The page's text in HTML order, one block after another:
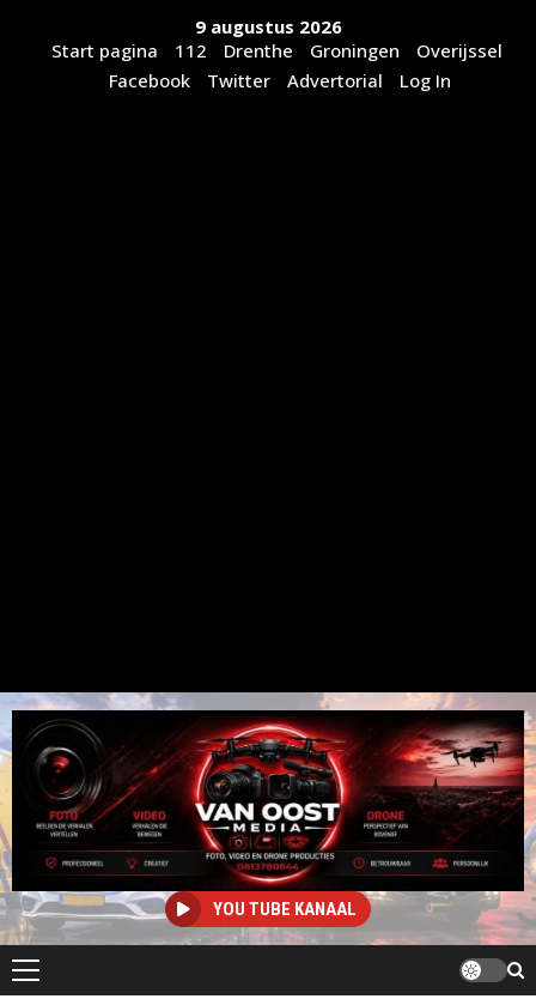
9 augustus 2026
Start pagina
112 Drenthe Groningen
Overijssel
Facebook
Twitter Advertorial Log In
YOU TUBE KANAAL
Primair